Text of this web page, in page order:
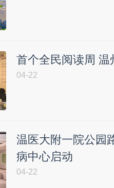
首个全民阅读周 温
04-22
温医大附一院公园
病中心启动
04-22